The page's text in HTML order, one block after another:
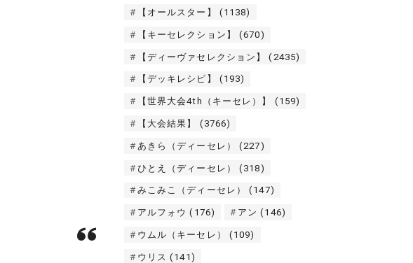
【オールスター】 (1138)
【キーセレクション】 (670)
【ディーヴァセレクション】 (2435)
【デッキレシピ】 (193)
【世界大会4th（キーセレ）】 (159)
【大会結果】 (3766)
あきら（ディーセレ） (227)
ひとえ（ディーセレ） (318)
みこみこ（ディーセレ） (147)
アルフォウ (176) アン (146)
ウムル（キーセレ） (109)
ウリス (141)